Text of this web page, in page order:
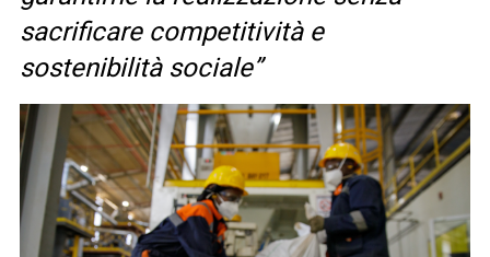
sacrificare competitività e
sostenibilità sociale”